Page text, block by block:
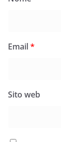
Email*
Sito web